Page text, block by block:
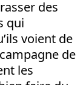
des
qui
voient de
de
les